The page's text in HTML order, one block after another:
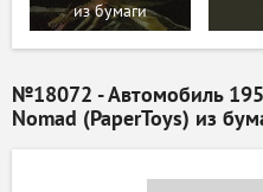
из бумаги
№18072 - Автомобиль
Nomad (PaperToys) из